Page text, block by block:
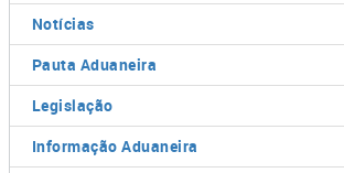
Notícias
Pauta Aduaneira
Legislação
Informação Aduaneira